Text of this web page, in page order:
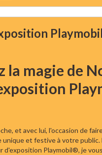
la magie de
et avec lui, l'occasion de
unique et festive à votre public.
d'exposition Playmobil®, je